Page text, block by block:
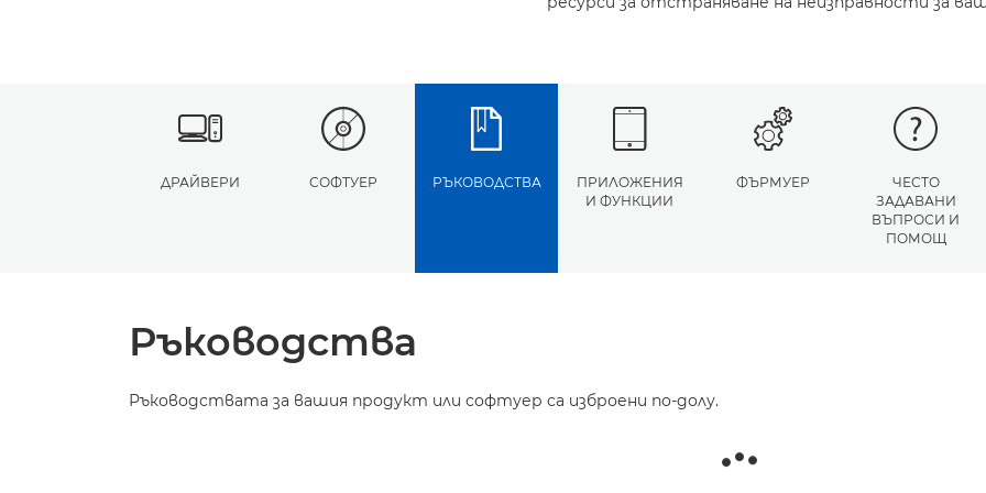
ДРАЙВЕРИ СОФТУЕР РЪКОВОДСТВА
ПРИЛОЖЕНИЯ
И ФУНКЦИИ
ФЪРМУЕР
ЧЕСТО
ЗАДАВАНИ
ВЪПРОСИ И
ПОМОЩ
Ръководства
Ръководствата за вашия продукт или софтуер са изброени по-долу.